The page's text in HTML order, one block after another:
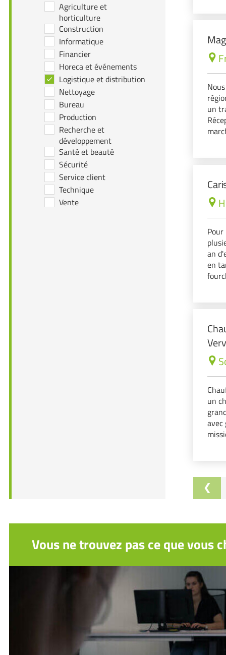
Agriculture et
horticulture
Construction
Informatique
Financier
Horeca et événements
Logistique et distribution
Nettoyage
Bureau
Production
Recherche et
développement
Santé et beauté
Sécurité
Service client
Technique
Vente
un
an
en
un
avec
Vous ne trouvez pas ce que vous